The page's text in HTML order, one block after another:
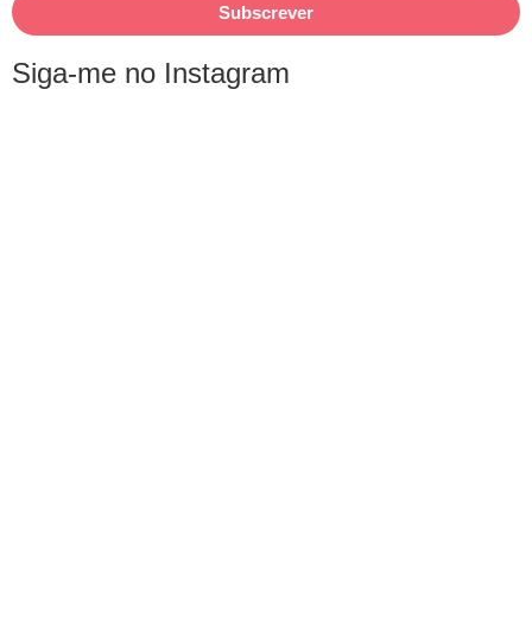
Subscrever
Siga-me no Instagram